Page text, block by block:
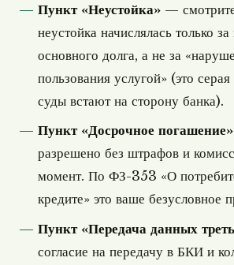
Пункт «Неустойка» —
неустойка начислялась только
основного долга, а не за
пользования услугой» (это
суды встают на сторону банка).
Пункт «Досрочное погашение»
разрешено без штрафов и
момент. По ФЗ-353 «О
кредите» это ваше безусловное
Пункт «Передача данных
согласие на передачу в БКИ и